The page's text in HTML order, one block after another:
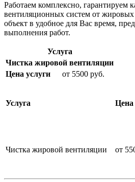
Работаем комплексно, гарантируем
вентиляционных систем от
объект в удобное для Вас время,
выполнения работ.
Услуга
Чистка жировой вентиляции
Цена услуги
от 5500 руб.
Услуга Цена
Чистка жировой вентиляции от